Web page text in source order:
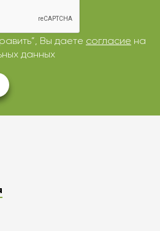
Вы даете согласие на
данных